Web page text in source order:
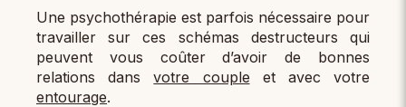
Une psychothérapie est parfois nécessaire pour
travailler sur ces schémas destructeurs qui
peuvent vous coûter d’avoir de bonnes
relations dansvotre couple et avec votre
entourage.